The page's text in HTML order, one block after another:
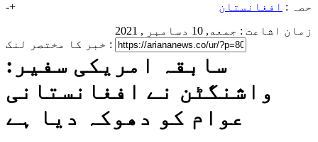
حصہ : افغانستان -+
زمان اشاعت : جمعه, 10 دسامبر , 2021
خبر کا مختصر لنک :
سابقہ امریکی سفیر:
واشنگٹن نے افغانستانی
عوام کو دھوکہ دیا ہے